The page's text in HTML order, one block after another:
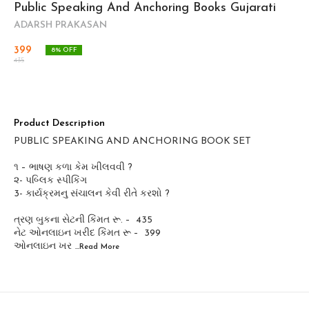
Public Speaking And Anchoring Books Gujarati
ADARSH PRAKASAN
399
435
8% OFF
Product Description
PUBLIC SPEAKING AND ANCHORING BOOK SET
૧ – ભાષણ કળા કેમ ખીલવવી ?
૨- પબ્લિક સ્પીકિંગ
3- કાર્યક્રમનુ સંચાલન કેવી રીતે કરશો ?
ત્રણ બુકના સેટની કિંમત રૂ. – 435
નેટ ઓનલાઇન ખરીદ કિંમત રૂ – 399
ઓનલાઇન ખર ...Read More